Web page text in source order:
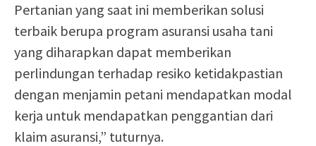
Pertanian yang saat ini memberikan solusi
terbaik berupa program asuransi usaha tani
yang diharapkan dapat memberikan
perlindungan terhadap resiko ketidakpastian
dengan menjamin petani mendapatkan modal
kerja untuk mendapatkan penggantian dari
klaim asuransi,” tuturnya.